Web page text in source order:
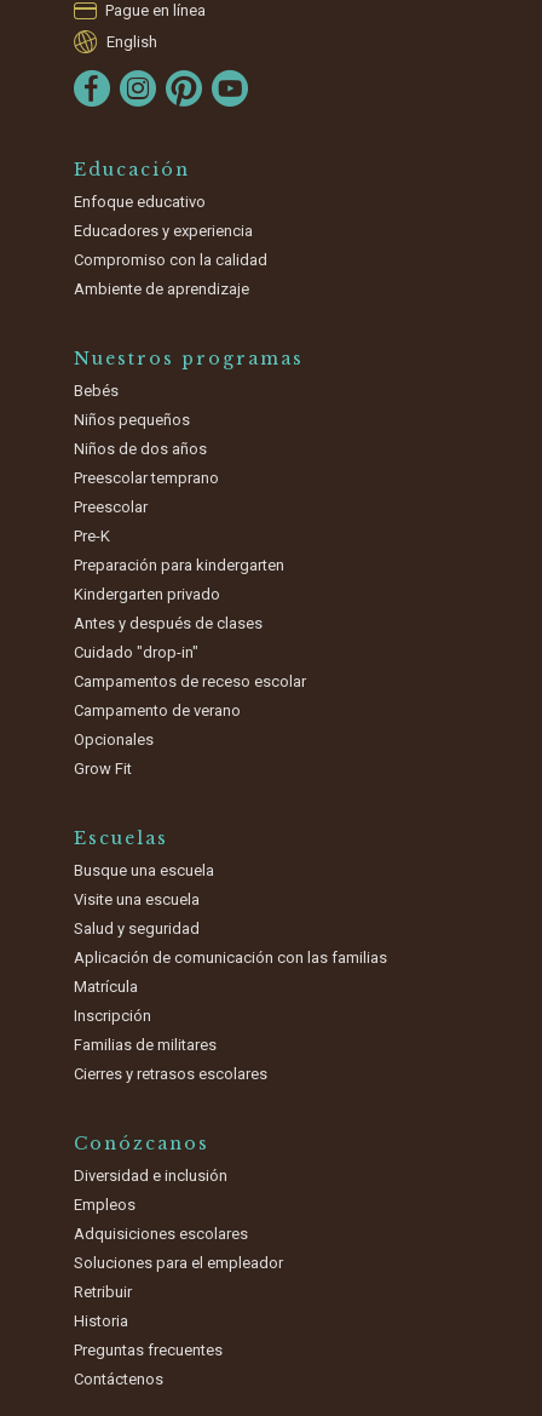
Pague en línea
English
Educación
Enfoque educativo
Educadores y experiencia
Compromiso con la calidad
Ambiente de aprendizaje
Nuestros programas
Bebés
Niños pequeños
Niños de dos años
Preescolar temprano
Preescolar
Pre-K
Preparación para kindergarten
Kindergarten privado
Antes y después de clases
Cuidado "drop-in"
Campamentos de receso escolar
Campamento de verano
Opcionales
Grow Fit
Escuelas
Busque una escuela
Visite una escuela
Salud y seguridad
Aplicación de comunicación con las familias
Matrícula
Inscripción
Familias de militares
Cierres y retrasos escolares
Conózcanos
Diversidad e inclusión
Empleos
Adquisiciones escolares
Soluciones para el empleador
Retribuir
Historia
Preguntas frecuentes
Contáctenos